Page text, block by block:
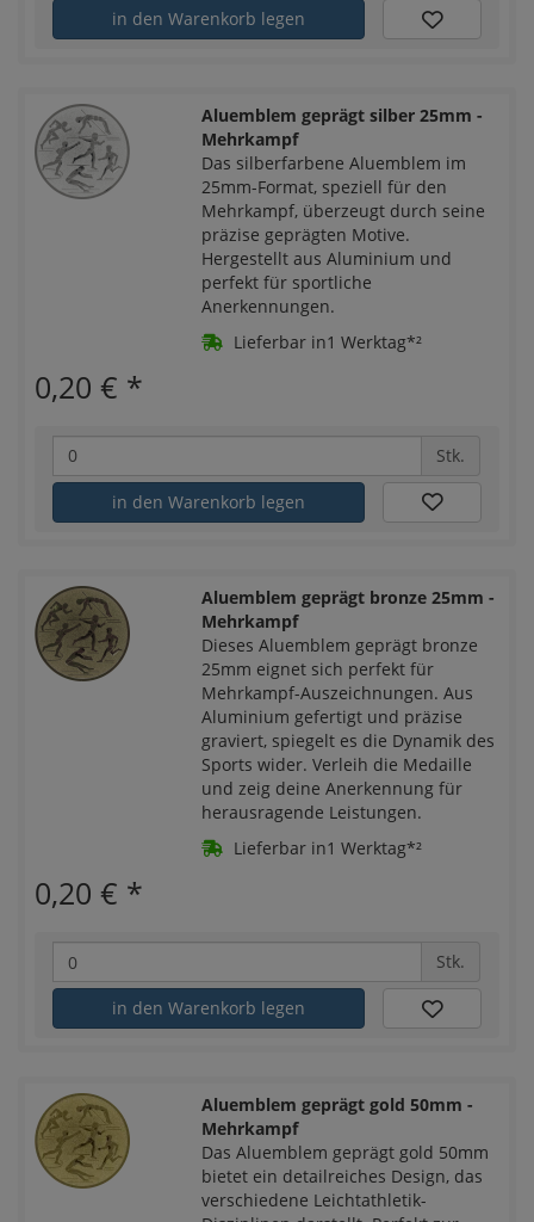
in den Warenkorb legen
Aluemblem geprägt silber 25mm -
Mehrkampf
Das silberfarbene Aluemblem im
25mm-Format, speziell für den
Mehrkampf, überzeugt durch seine
präzise geprägten Motive.
Hergestellt aus Aluminium und
perfekt für sportliche
Anerkennungen.
Lieferbar in1 Werktag*²
0,20 € *
Stk.
in den Warenkorb legen
Aluemblem geprägt bronze 25mm -
Mehrkampf
Dieses Aluemblem geprägt bronze
25mm eignet sich perfekt für
Mehrkampf-Auszeichnungen. Aus
Aluminium gefertigt und präzise
graviert, spiegelt es die Dynamik des
Sports wider. Verleih die Medaille
und zeig deine Anerkennung für
herausragende Leistungen.
Lieferbar in1 Werktag*²
0,20 € *
Stk.
in den Warenkorb legen
Aluemblem geprägt gold 50mm -
Mehrkampf
Das Aluemblem geprägt gold 50mm
bietet ein detailreiches Design, das
verschiedene Leichtathletik-